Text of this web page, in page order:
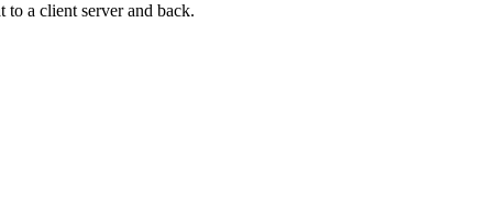
to a client server and back.